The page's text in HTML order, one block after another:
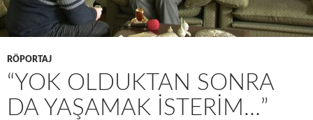
RÖPORTAJ
“YOK OLDUKTAN SONRA
DA YAŞAMAK İSTERIM…”